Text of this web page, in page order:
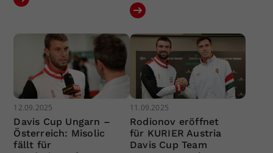
12.09.2025
Davis Cup Ungarn –
Österreich: Misolic
fällt für
11.09.2025
Rodionov eröffnet
für KURIER Austria
Davis Cup Team